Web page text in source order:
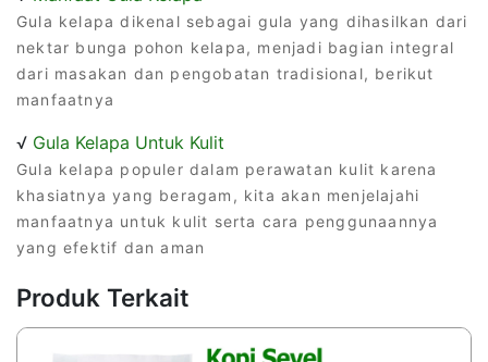
Gula kelapa dikenal sebagai gula yang dihasilkan dari
nektar bunga pohon kelapa, menjadi bagian integral
dari masakan dan pengobatan tradisional, berikut
manfaatnya
√ Gula Kelapa Untuk Kulit
Gula kelapa populer dalam perawatan kulit karena
khasiatnya yang beragam, kita akan menjelajahi
manfaatnya untuk kulit serta cara penggunaannya
yang efektif dan aman
Produk Terkait